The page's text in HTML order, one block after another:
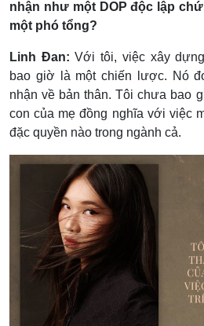
nhận như một DOP độc lập
một phó tổng?
Linh Đan: Với tôi, việc xây
bao giờ là một chiến lược. Nó
nhận về bản thân. Tôi chưa bao
con của mẹ đồng nghĩa với việc
đặc quyền nào trong ngành cả.